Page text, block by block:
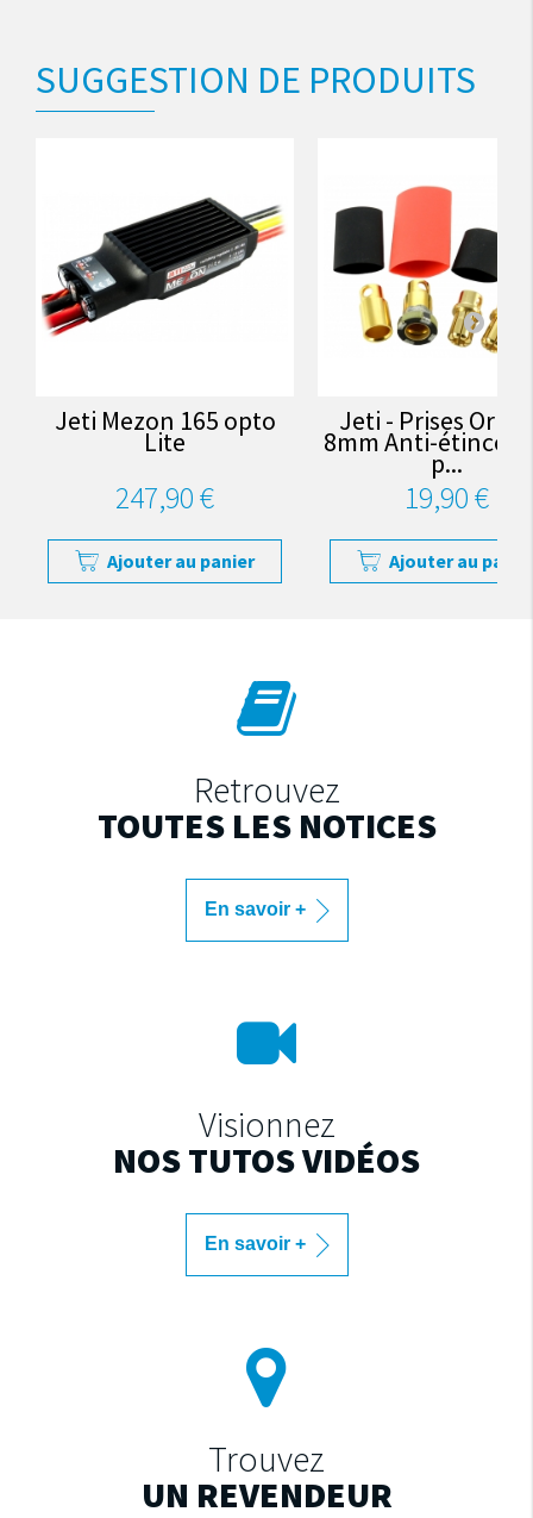
SUGGESTION DE PRODUITS
Jeti Mezon 165 opto
Lite
247,90 €
Ajouter au panier
Jeti - Prises Or M/
8mm Anti-
p...
19,90 €
Ajouter au
Retrouvez
TOUTES LES NOTICES
En savoir +
Visionnez
NOS TUTOS VIDÉOS
En savoir +
Trouvez
UN REVENDEUR